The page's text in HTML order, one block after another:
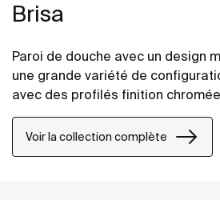
Brisa
Paroi de douche avec un design
une grande variété de
avec des profilés finition
Voir la collection complète